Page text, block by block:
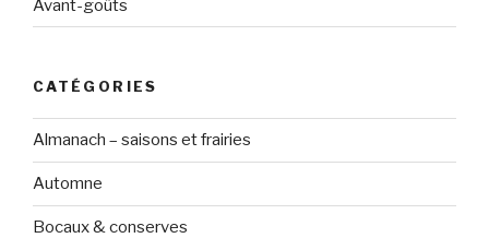
Avant-goûts
CATÉGORIES
Almanach – saisons et frairies
Automne
Bocaux & conserves